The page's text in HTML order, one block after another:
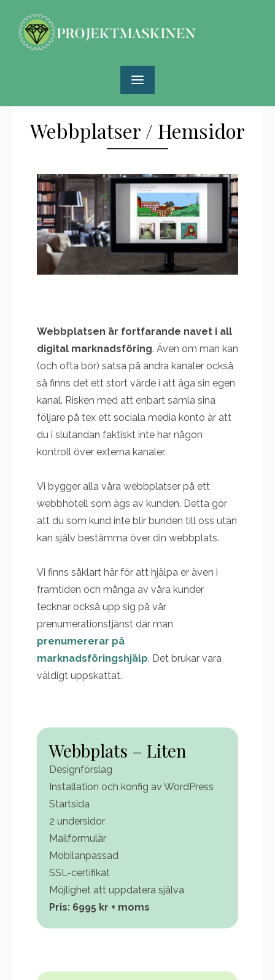
content
Webbplatser / Hemsidor
Webbplatsen är fortfarande navet i all
digital marknadsföring. Även om man kan
(och ofta bör) satsa på andra kanaler också
så finns det ett stort värde i att äga sin egen
kanal. Risken med att enbart samla sina
följare på tex ett sociala media konto är att
du i slutändan faktiskt inte har någon
kontroll över externa kanaler.
Vi bygger alla våra webbplatser på ett
webbhotell som ägs av kunden. Detta gör
att du som kund inte blir bunden till oss utan
kan själv bestämma över din webbplats.
Vi finns såklart här för att hjälpa er även i
framtiden och många av våra kunder
tecknar också upp sig på vår
prenumerationstjänst där man
prenumererar på
marknadsföringshjälp. Det brukar vara
väldigt uppskattat.
Webbplats – Liten
Designförslag
Installation och konfig av WordPress
Startsida
2 undersidor
Mailformulär
Mobilanpassad
SSL-certifikat
Möjlighet att uppdatera själva
Pris: 6995 kr + moms